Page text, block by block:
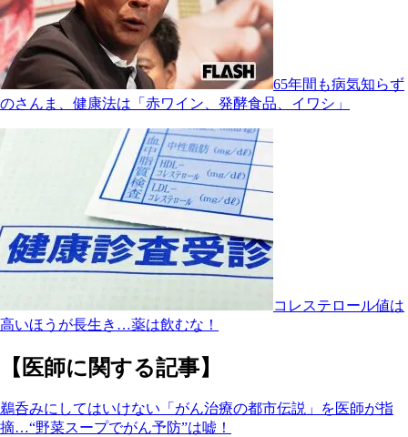
65年間も病気知らず
のさんま、健康法は「赤ワイン、発酵食品、イワシ」
コレステロール値は
高いほうが長生き…薬は飲むな！
【医師に関する記事】
鵜呑みにしてはいけない「がん治療の都市伝説」を医師が指
摘…“野菜スープでがん予防”は嘘！